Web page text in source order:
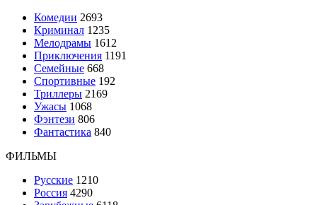
Комедии 2693
Криминал 1235
Мелодрамы 1612
Приключения 1191
Семейные 668
Спортивные 192
Триллеры 2169
Ужасы 1068
Фэнтези 806
Фантастика 840
ФИЛЬМЫ
Русские 1210
Россия 4290